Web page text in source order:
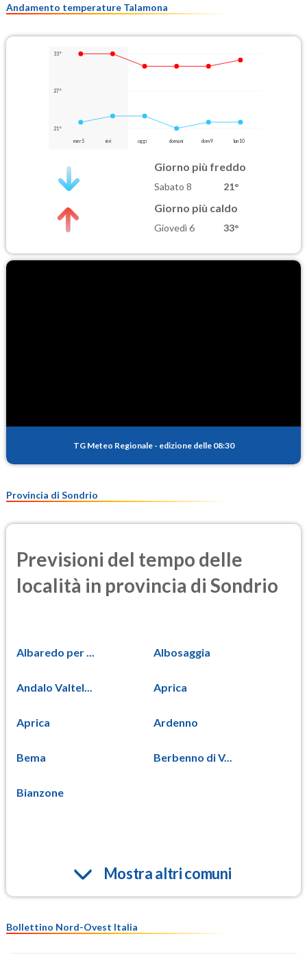
Andamento temperature Talamona
33°
27°
21°
mer 5 ieri oggi domani dom 9 lun 10
Giorno più freddo
Sabato 8 21°
Giorno più caldo
Giovedì 6 33°
TG Meteo Regionale - edizione delle 08:30
Provincia di Sondrio
Previsioni del tempo delle
località in provincia di Sondrio
Albaredo per ... Albosaggia
Andalo Valtel... Aprica
Aprica Ardenno
Bema Berbenno di V...
Bianzone
Mostra altri comuni
Bollettino Nord-Ovest Italia